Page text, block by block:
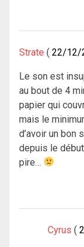
Strate 22/12/
Le son est
au bout de 4
papier qui
mais le
d’avoir un bon
depuis le
pire…
Cyrus